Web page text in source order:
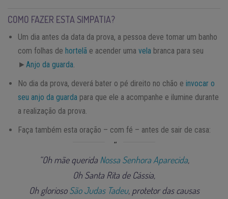
COMO FAZER ESTA SIMPATIA?
Um dia antes da data da prova, a pessoa deve tomar um banho
com folhas de hortelã e acender uma vela branca para seu
► Anjo da guarda
No dia da prova, deverá bater o pé direito no chão e invocar o
seu anjo da guarda para que ele a acompanhe e ilumine durante
a realização da prova.
Faça também esta oração – com fé – antes de sair de casa:
“Oh mãe querida Nossa Senhora Aparecida,
Oh Santa Rita de Cássia,
Oh gloriosoSão Judas Tadeu, protetor das causas